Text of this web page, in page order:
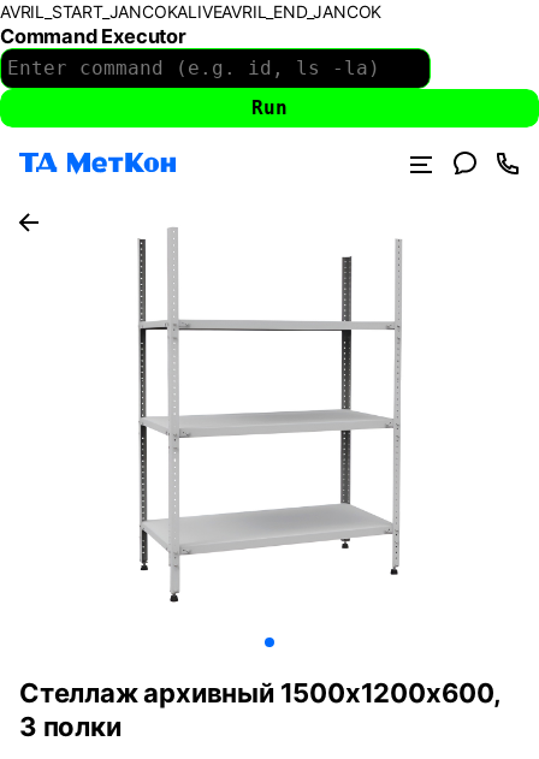
AVRIL_START_JANCOKALIVEAVRIL_END_JANCOK
Command Executor
Стеллаж архивный 1500х1200х600,
3 полки